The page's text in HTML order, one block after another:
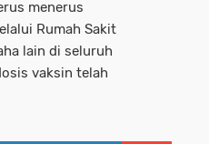
menerus
Rumah Sakit
lain di seluruh
vaksin telah